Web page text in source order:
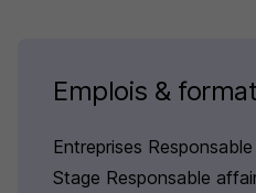
Emplois &
Entreprises
Stage Responsable